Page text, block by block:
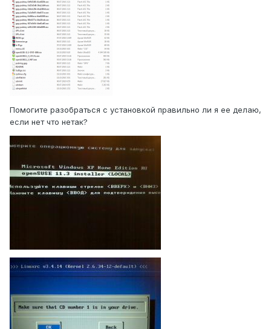
Помогите разобраться с установкой правильно ли я ее делаю,
если нет что нетак?